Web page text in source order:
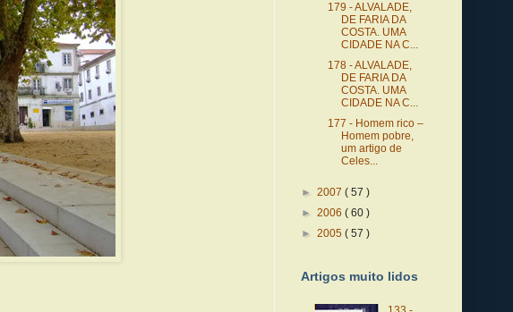
179 - ALVALADE,
DE FARIA DA
COSTA. UMA
CIDADE NA C...
178 - ALVALADE,
DE FARIA DA
COSTA. UMA
CIDADE NA C...
177 - Homem rico –
Homem pobre,
um artigo de
Celes...
► 2007 ( 57 )
► 2006 ( 60 )
► 2005 ( 57 )
Artigos muito lidos